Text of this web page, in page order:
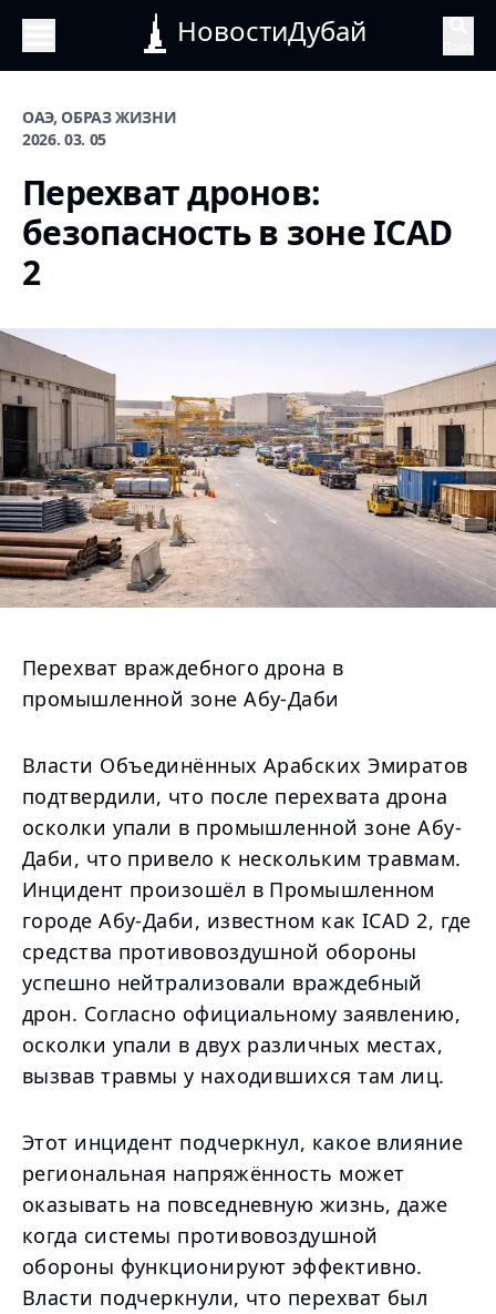
НовостиДубай
ОАЭ, ОБРАЗ ЖИЗНИ
2026. 03. 05
Перехват дронов:
безопасность в зоне ICAD
2
Перехват враждебного дрона в
промышленной зоне Абу-Даби
Власти Объединённых Арабских Эмиратов
подтвердили, что после перехвата дрона
осколки упали в промышленной зоне Абу-
Даби, что привело к нескольким травмам.
Инцидент произошёл в Промышленном
городе Абу-Даби, известном как ICAD 2, где
средства противовоздушной обороны
успешно нейтрализовали враждебный
дрон. Согласно официальному заявлению,
осколки упали в двух различных местах,
вызвав травмы у находившихся там лиц.
Этот инцидент подчеркнул, какое влияние
региональная напряжённость может
оказывать на повседневную жизнь, даже
когда системы противовоздушной
обороны функционируют эффективно.
Власти подчеркнули, что перехват был